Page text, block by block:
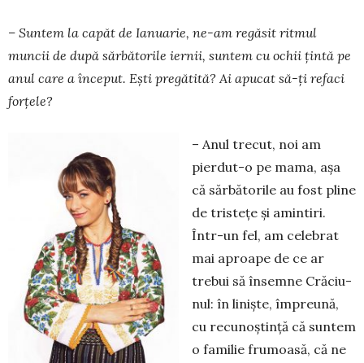
– Suntem la capăt de Ianuarie, ne-am regăsit ritmul
muncii de după sărbătorile iernii, suntem cu ochii țintă pe
anul care a început. Ești pregă­ti­tă? Ai apucat să-ți refaci
forțele?
– Anul trecut, noi am
pierdut-o pe mama, aşa
că sărbătorile au fost pline
de tristeţe şi amintiri.
Într-un fel, am celebrat
mai a­proape de ce ar
trebui să în­sem­ne Cră­ciu­
nul: în linişte, împre­ună,
cu re­cu­­noş­tinţă că suntem
o familie frumoasă, că ne